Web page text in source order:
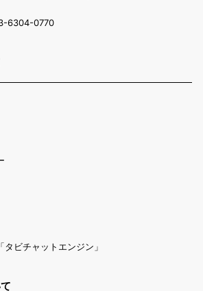
6304-0770
ビチャットエンジン」